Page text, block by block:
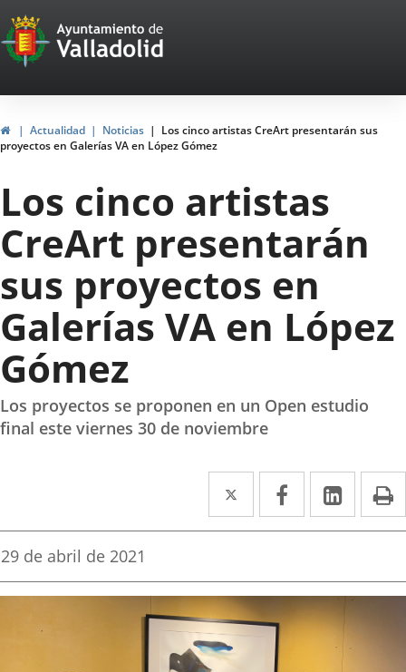
Portal
Web
del
Ayuntamiento
de
Valladolid
InicioActualidad Noticias
Los cinco artistas CreArt presentarán sus
proyectos en Galerías VA en López Gómez
Los cinco artistas
CreArt presentarán
sus proyectos en
Galerías VA en López
Gómez
Los proyectos se proponen en un Open estudio
final este viernes 30 de noviembre
Twitter
Enlace
a
aplicación
externa.
Facebook
Enlace
a
aplicación
externa.
Enlace
a
Fecha
la
29 de abril de 2021